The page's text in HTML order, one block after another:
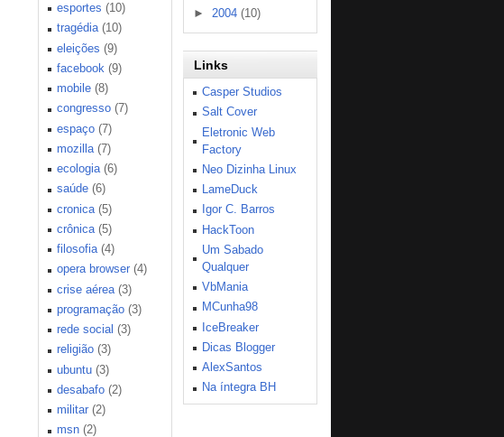
esportes (10)
tragédia (10)
eleições (9)
facebook (9)
mobile (8)
congresso (7)
espaço (7)
mozilla (7)
ecologia (6)
saúde (6)
cronica (5)
crônica (5)
filosofia (4)
opera browser (4)
crise aérea (3)
programação (3)
rede social (3)
religião (3)
ubuntu (3)
desabafo (2)
militar (2)
msn (2)
►2004(10)
Links
Casper Studios
Salt Cover
Eletronic Web
Factory
Neo Dizinha Linux
LameDuck
Igor C. Barros
HackToon
Um Sabado
Qualquer
VbMania
MCunha98
IceBreaker
Dicas Blogger
AlexSantos
Na íntegra BH